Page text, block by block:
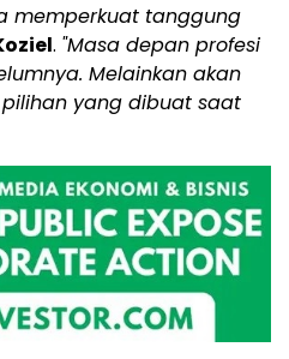
memperkuat tanggung
. "Masa depan profesi
Melainkan akan
yang dibuat saat